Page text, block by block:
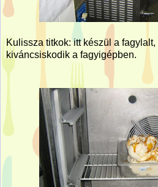
Kulissza titkok: itt készül a
kiváncsiskodik a fagyigépben.